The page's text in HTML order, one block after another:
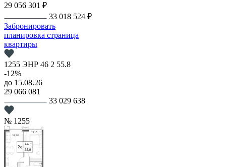
29 056 301 ₽
33 018 524 ₽
Забронировать
планировка страница
квартиры
1255 ЭНР 46 2 55.8
-12%
до 15.08.26
29 066 081
33 029 638
№ 1255